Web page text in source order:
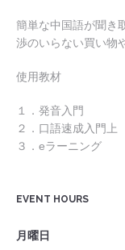
簡単な中国語が聞き
渉のいらない買い物
使用教材
１．発音入門
２．口語速成入門上
３．eラーニング
EVENT HOURS
月曜日